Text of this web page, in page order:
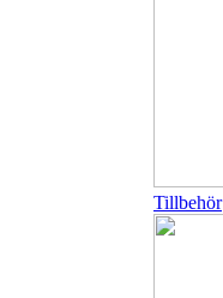
Tillbehör